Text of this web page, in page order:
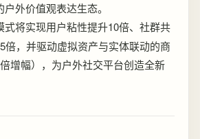
外价值观表达生态。
式将实现用户粘性提升10倍、社群共
倍，并驱动虚拟资产与实体联动的商
增幅），为户外社交平台创造全新